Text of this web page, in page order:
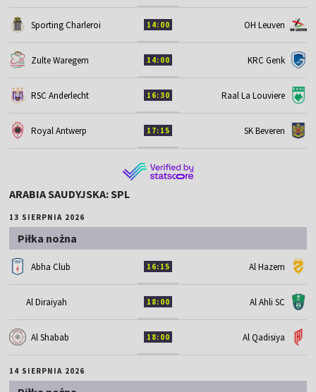
Sporting Charleroi 14:00 OH Leuven
Zulte Waregem 14:00 KRC Genk
RSC Anderlecht 16:30 Raal La Louviere
Royal Antwerp 17:15 SK Beveren
ARABIA SAUDYJSKA: SPL
13 SIERPNIA 2026
Piłka nożna
Abha Club 16:15 Al Hazem
Al Diraiyah 18:00 Al Ahli SC
Al Shabab 18:00 Al Qadisiya
14 SIERPNIA 2026